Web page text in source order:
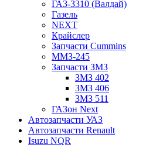
ГАЗ-3310 (Валдай)
Газель
NEXT
Крайслер
Запчасти Cummins
ММЗ-245
Запчасти ЗМЗ
ЗМЗ 402
ЗМЗ 406
ЗМЗ 511
ГАЗон Next
Автозапчасти УАЗ
Автозапчасти Renault
Isuzu NQR